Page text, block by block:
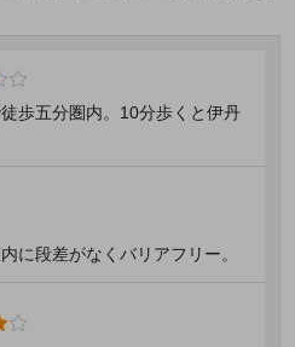
歩五分圏内。10分歩くと伊丹
に段差がなくバリアフリー。